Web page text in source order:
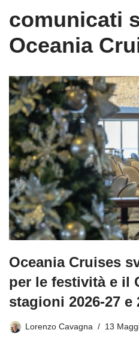
comunicati
Oceania
Oceania Cruises
per le festività e il
stagioni 2026-27 e
Lorenzo Cavagna 13